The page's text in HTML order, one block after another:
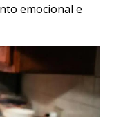
emocional e